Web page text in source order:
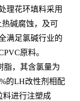
理花环填料采用
碱腐蚀，及可
满足氯碱行业的
原料。
脂，其含氯量为
的LH改性剂相配
料进行注塑成